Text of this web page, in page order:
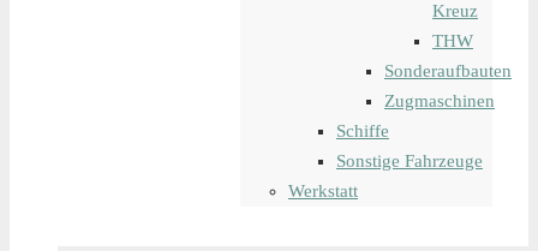
Kreuz
THW
Sonderaufbauten
Zugmaschinen
Schiffe
Sonstige Fahrzeuge
Werkstatt